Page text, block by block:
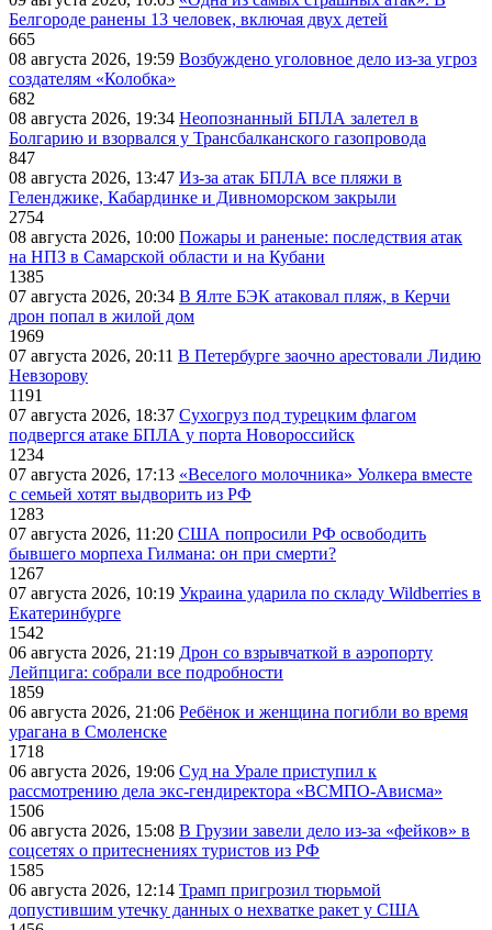
Белгороде ранены 13 человек, включая двух детей
665
08 августа 2026, 19:59 Возбуждено уголовное дело из-за угроз
создателям «Колобка»
682
08 августа 2026, 19:34 Неопознанный БПЛА залетел в
Болгарию и взорвался у Трансбалканского газопровода
847
08 августа 2026, 13:47 Из-за атак БПЛА все пляжи в
Геленджике, Кабардинке и Дивноморском закрыли
2754
08 августа 2026, 10:00 Пожары и раненые: последствия атак
на НПЗ в Самарской области и на Кубани
1385
07 августа 2026, 20:34 В Ялте БЭК атаковал пляж, в Керчи
дрон попал в жилой дом
1969
07 августа 2026, 20:11 В Петербурге заочно арестовали Лидию
Невзорову
1191
07 августа 2026, 18:37 Сухогруз под турецким флагом
подвергся атаке БПЛА у порта Новороссийск
1234
07 августа 2026, 17:13 «Веселого молочника» Уолкера вместе
с семьей хотят выдворить из РФ
1283
07 августа 2026, 11:20 США попросили РФ освободить
бывшего морпеха Гилмана: он при смерти?
1267
07 августа 2026, 10:19 Украина ударила по складу Wildberries в
Екатеринбурге
1542
06 августа 2026, 21:19 Дрон со взрывчаткой в аэропорту
Лейпцига: собрали все подробности
1859
06 августа 2026, 21:06 Ребёнок и женщина погибли во время
урагана в Смоленске
1718
06 августа 2026, 19:06 Суд на Урале приступил к
рассмотрению дела экс-гендиректора «ВСМПО-Ависма»
1506
06 августа 2026, 15:08 В Грузии завели дело из-за «фейков» в
соцсетях о притеснениях туристов из РФ
1585
06 августа 2026, 12:14 Трамп пригрозил тюрьмой
допустившим утечку данных о нехватке ракет у США